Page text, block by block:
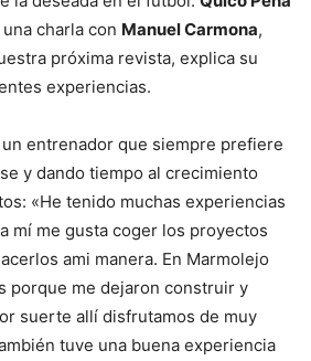
charla con Manuel Carmona,
próxima revista, explica su
experiencias.
entrenador que siempre prefiere
y dando tiempo al crecimiento
«He tenido muchas experiencias
mí me gusta coger los proyectos
ami manera. En Marmolejo
porque me dejaron construir y
suerte allí disfrutamos de muy
tuve una buena experiencia